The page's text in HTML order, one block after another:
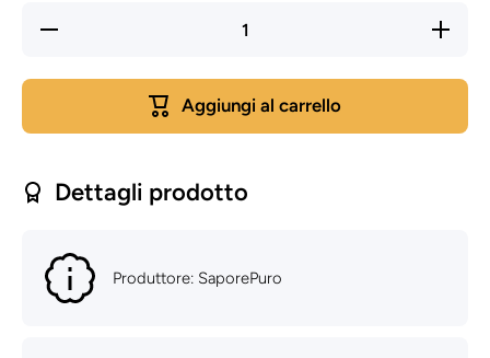
Diminuisci
quantità
Mix
Aggiungi al carrello
Dettagli prodotto
Produttore: SaporePuro